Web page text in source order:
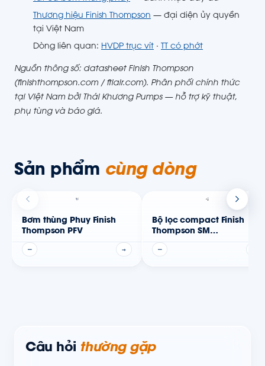
Thương hiệu Finish Thompson — đại diện ủy quyền
tại Việt Nam
Dòng liên quan: HVDP trục vít · TT có phớt
Nguồn thông số: datasheet Finish Thompson
(finishthompson.com / ftiair.com). Phân phối chính thức
tại Việt Nam bởi Thái Khương Pumps — hỗ trợ kỹ thuật,
phụ tùng và báo giá.
Sản phẩm cùng dòng
Bơm thùng Phuy Finish
Thompson PFV
— →
Bộ lọc compact Finish
Thompson SM
Spacemaker
—
Câu hỏi thường gặp